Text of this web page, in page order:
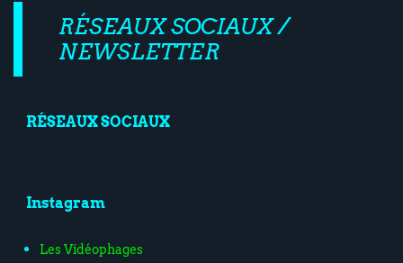
RÉSEAUX SOCIAUX /
NEWSLETTER
RÉSEAUX SOCIAUX
Instagram
Les Vidéophages